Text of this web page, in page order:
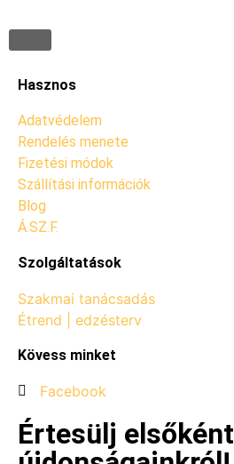
Hasznos
Adatvédelem
Rendelés menete
Fizetési módok
Szállítási információk
Blog
Á.SZ.F.
Szolgáltatások
Szakmai tanácsadás
Étrend | edzésterv
Kövess minket
Facebook
Értesülj elsőként